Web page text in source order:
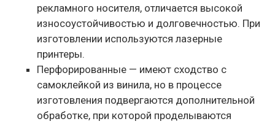
рекламного носителя, отличается высокой
износоустойчивостью и долговечностью. При
изготовлении используются лазерные
принтеры.
Перфорированные — имеют сходство с
самоклейкой из винила, но в процессе
изготовления подвергаются дополнительной
обработке, при которой проделываются